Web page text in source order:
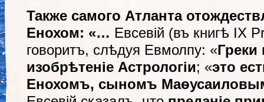
Также самого Атланта
Енохом: «… Евсевій (въ книгѣ IX
говоритъ, слѣдуя Ев­молпу: «Греки
изобрѣтеніе Астрологіи; «это
Енохомъ, сыномъ Маѳ